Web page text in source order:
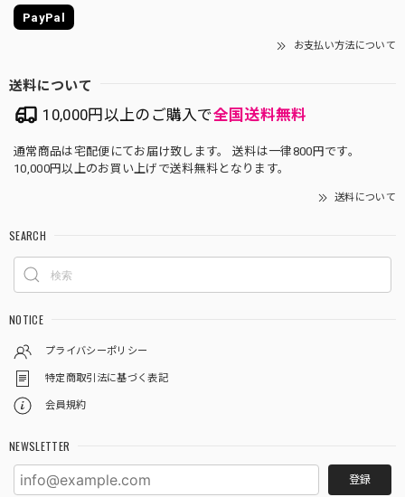
PayPal
お支払い方法について
送料について
10,000円以上のご購入で全国送料無料
通常商品は宅配便にてお届け致します。 送料は一律800円です。
10,000円以上のお買い上げで送料無料となります。
送料について
SEARCH
NOTICE
プライバシーポリシー
特定商取引法に基づく表記
会員規約
NEWSLETTER
登録